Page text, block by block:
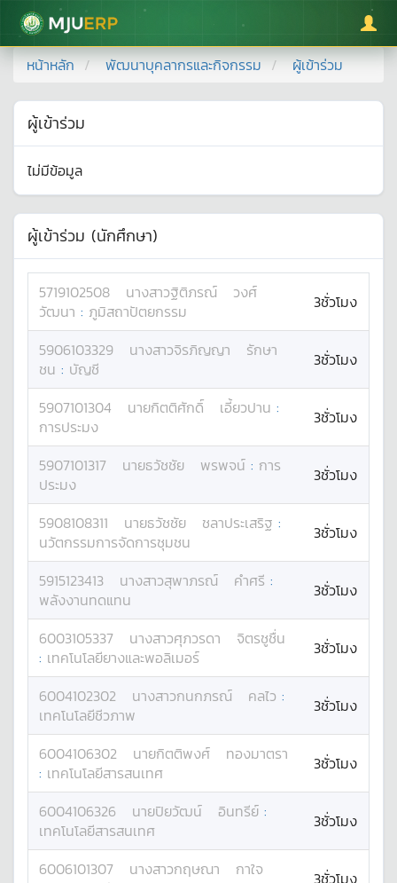
มหาวิทยาลัยแม่โจ้
หน้าหลัก พัฒนาบุคลากรและกิจกรรม ผู้เข้าร่วม
ผู้เข้าร่วม
ไม่มีข้อมูล
ผู้เข้าร่วม (นักศึกษา)
5719102508 นางสาวฐิติภรณ์
วงศ์
วัฒนา : ภูมิสถาปัตยกรรม 3ชั่วโมง
5906103329 นางสาวจิรภิญญา
รักษา
ชน : บัญชี 3ชั่วโมง
5907101304 นายกิตติศักดิ์ เอี้ยวปาน :
การประมง
3ชั่วโมง
5907101317 นายธวัชชัย พรพจน์ : การ
ประมง
3ชั่วโมง
5908108311 นายธวัชชัย ชลาประเสริฐ :
นวัตกรรมการจัดการชุมชน
3ชั่วโมง
5915123413 นางสาวสุพาภรณ์ คำศรี :
พลังงานทดแทน
3ชั่วโมง
6003105337 นางสาวศุภวรดา
จิตรชูชื่น
: เทคโนโลยียางและพอลิเมอร์ 3ชั่วโมง
6004102302 นางสาวกนกภรณ์ คลไว :
เทคโนโลยีชีวภาพ
3ชั่วโมง
6004106302 นายกิตติพงศ์
ทองมาตรา
: เทคโนโลยีสารสนเทศ 3ชั่วโมง
6004106326 นายปิยวัฒน์ อินทรีย์ :
เทคโนโลยีสารสนเทศ
3ชั่วโมง
6006101307 นางสาวกฤษณา
กาใจ
3ชั่วโมง